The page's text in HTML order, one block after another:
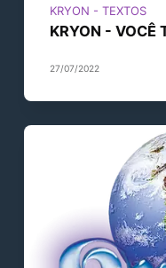
KRYON - TEXTOS
KRYON - VOCÊ
27/07/2022